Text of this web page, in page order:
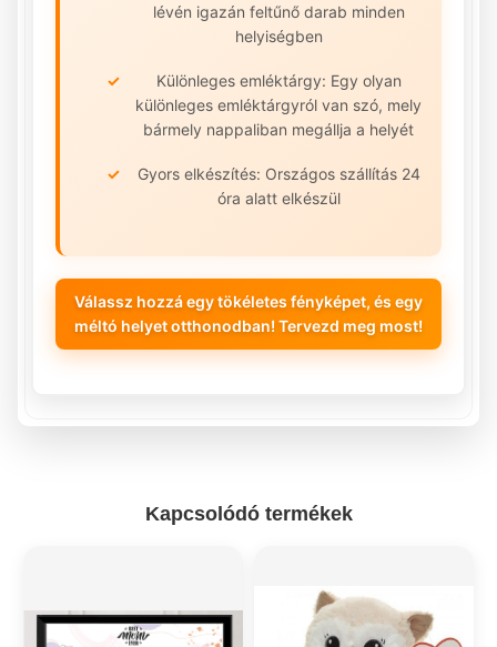
lévén igazán feltűnő darab minden
helyiségben
Különleges emléktárgy: Egy olyan
különleges emléktárgyról van szó, mely
bármely nappaliban megállja a helyét
Gyors elkészítés: Országos szállítás 24
óra alatt elkészül
Válassz hozzá egy tökéletes fényképet, és egy
méltó helyet otthonodban! Tervezd meg most!
Kapcsolódó termékek